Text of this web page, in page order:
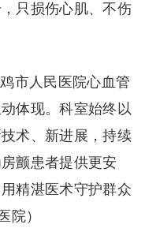
只损伤心肌、不伤
市人民医院心血管
体现。科室始终以
术、新进展，持续
颤患者提供更安
精湛医术守护群众
院）